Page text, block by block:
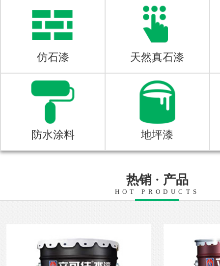
仿石漆 天然真石漆
防水涂料 地坪漆
热销 · 产品
HOT PRODUCTS